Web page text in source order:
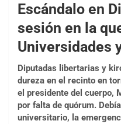
Escándalo en
sesión en la
Universidades
Diputadas libertarias y
dureza en el recinto en
el presidente del cuerpo,
por falta de quórum.
universitario, la